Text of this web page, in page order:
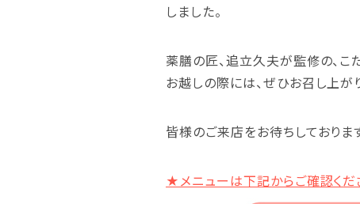
しました。
薬膳の匠、追立久夫が監修の、こ
お越しの際には、ぜひお召し上が
皆様のご来店をお待ちしておりま
★メニューは下記からご確認く